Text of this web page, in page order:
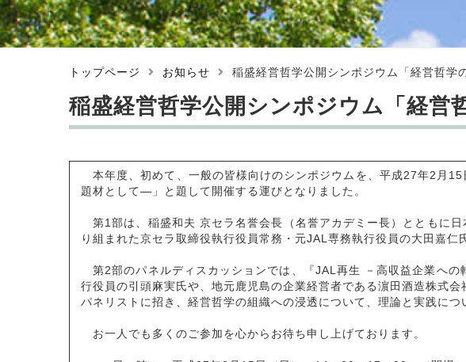
トップページ お知らせ 稲盛経営哲学公開シンポジウム「経営哲
稲盛経営哲学公開シンポジウム「経
本年度、初めて、一般の皆様向けのシンポジウムを、平成27年2月
題材として―」と題して開催する運びとなりました。
第1部は、稲盛和夫 京セラ名誉会長（名誉アカデミー長）とともに日
り組まれた京セラ取締役執行役員常務・元JAL専務執行役員の大田嘉仁
第2部のパネルディスカッションでは、『JAL再生 －高収益企業への
行役員の引頭麻実氏や、地元鹿児島の企業経営者である濵田酒造株式
パネリストに招き、経営哲学の組織への浸透について、理論と実践につ
お一人でも多くのご参加を心からお待ち申し上げております。